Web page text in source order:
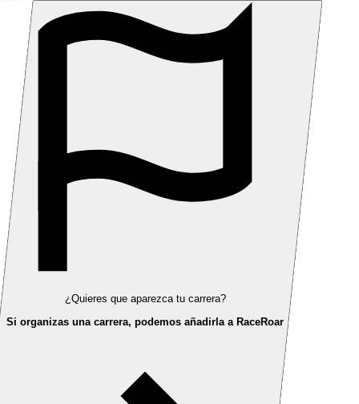
¿Quieres que aparezca tu carrera?
Si organizas una carrera, podemos añadirla a RaceRoar